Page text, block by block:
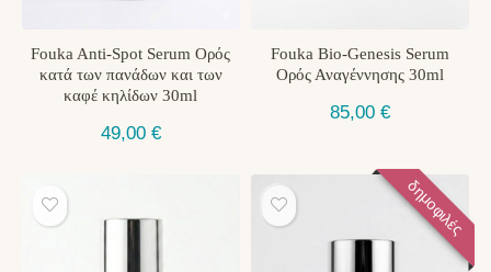
Fouka Anti-Spot Serum Ορός
κατά των πανάδων και των
καφέ κηλίδων 30ml
49,00 €
Fouka Bio-Genesis Serum
Ορός Αναγέννησης 30ml
85,00 €
δημοφιλές